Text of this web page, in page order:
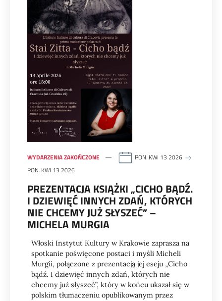
WYDARZENIA ZAKOŃCZONE
PON. KWI 13 2026
PON. KWI 13 2026
PREZENTACJA KSIĄŻKI „CICHO BĄDŹ.
I DZIEWIĘĆ INNYCH ZDAŃ, KTÓRYCH
NIE CHCEMY JUŻ SŁYSZEĆ” –
MICHELA MURGIA
Włoski Instytut Kultury w Krakowie zaprasza na
spotkanie poświęcone postaci i myśli Micheli
Murgii, połączone z prezentacją jej eseju „Cicho
bądź. I dziewięć innych zdań, których nie
chcemy już słyszeć”, który w końcu ukazał się w
polskim tłumaczeniu opublikowanym przez